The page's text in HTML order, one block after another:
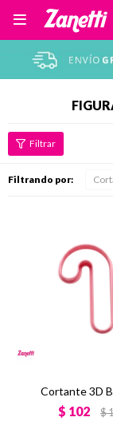

Filtrando por:
Cortante 3D
$ 102 $